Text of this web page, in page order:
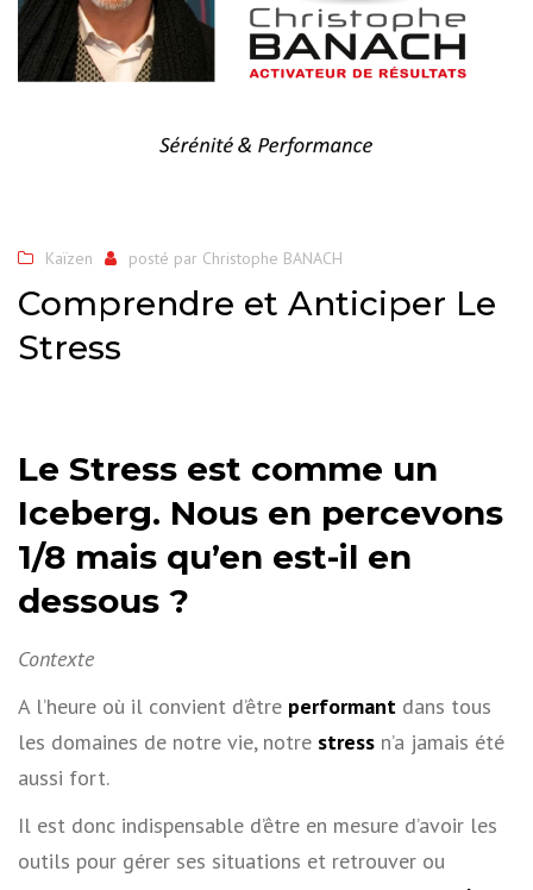
Kaïzen posté par Christophe BANACH
Comprendre et Anticiper Le
Stress
Le Stress est comme un
Iceberg. Nous en percevons
1/8 mais qu’en est-il en
dessous ?
Contexte
A l’heure où il convient d’être performant dans tous
les domaines de notre vie, notre stress n’a jamais été
aussi fort.
Il est donc indispensable d’être en mesure d’avoir les
outils pour gérer ses situations et retrouver ou